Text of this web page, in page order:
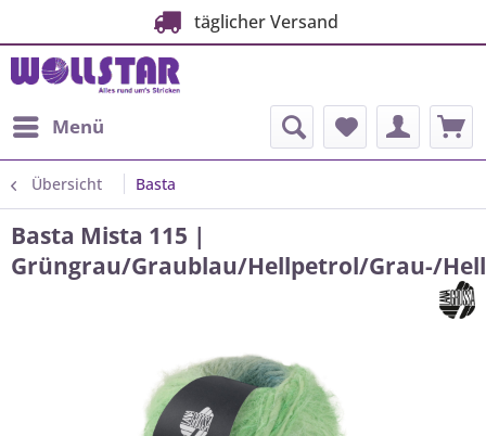
täglicher Versand
Menü
Übersicht Basta
Basta Mista 115 |
Grüngrau/Graublau/Hellpetrol/Grau-/